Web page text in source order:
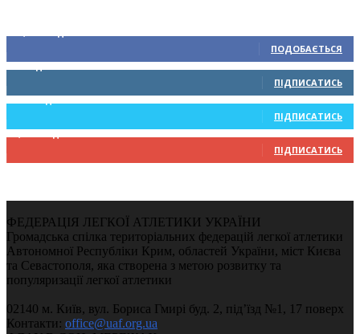
ПОДОБАЄТЬСЯ
ПІДПИСАТИСЬ
ПІДПИСАТИСЬ
ПІДПИСАТИСЬ
ФЕДЕРАЦІЯ ЛЕГКОЇ АТЛЕТИКИ УКРАЇНИ
Громадська спілка територіальних федерацій легкої атлетики
Автономної Республіки Крим, областей України, міст Києва
та Севастополя, яка створена з метою розвитку та
популяризації легкої атлетики
02140 м. Київ, вул. Бориса Гмирі буд. 2, під’їзд №1, 17 поверх
Контакти: office@uaf.org.ua